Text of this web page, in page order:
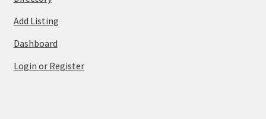
Add Listing
Dashboard
Login or Register